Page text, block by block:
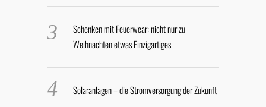
Schenken mit Feuerwear: nicht nur zu
Weihnachten etwas Einzigartiges
Solaranlagen – die Stromversorgung der Zukunft